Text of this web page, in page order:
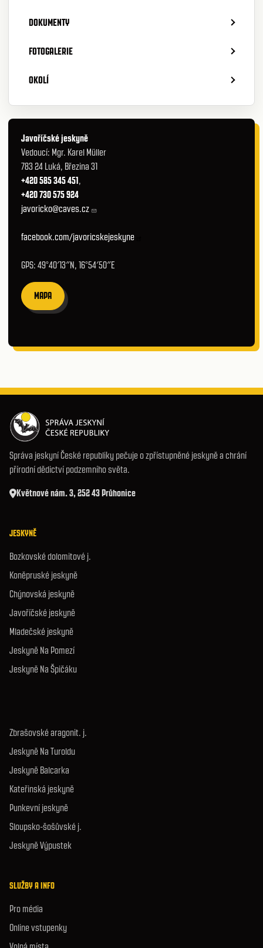
DOKUMENTY
FOTOGALERIE
OKOLÍ
Javoříčské jeskyně
Vedoucí: Mgr. Karel Müller
783 24 Luká, Březina 31
+420 585 345 451,
+420 730 575 924
javoricko@caves.cz
facebook.com/javoricskejeskyne
GPS: 49°40′13″N, 16°54′50″E
MAPA
Správa jeskyní České republiky pečuje o zpřístupněné jeskyně a chrání
přírodní dědictví podzemního světa.
Květnové nám. 3, 252 43 Průhonice
JESKYNĚ
Bozkovské dolomitové j.
Koněpruské jeskyně
Chýnovská jeskyně
Javoříčské jeskyně
Mladečské jeskyně
Jeskyně Na Pomezí
Jeskyně Na Špičáku
Zbrašovské aragonit. j.
Jeskyně Na Turoldu
Jeskyně Balcarka
Kateřinská jeskyně
Punkevní jeskyně
Sloupsko-šošůvské j.
Jeskyně Výpustek
SLUŽBY A INFO
Pro média
Online vstupenky